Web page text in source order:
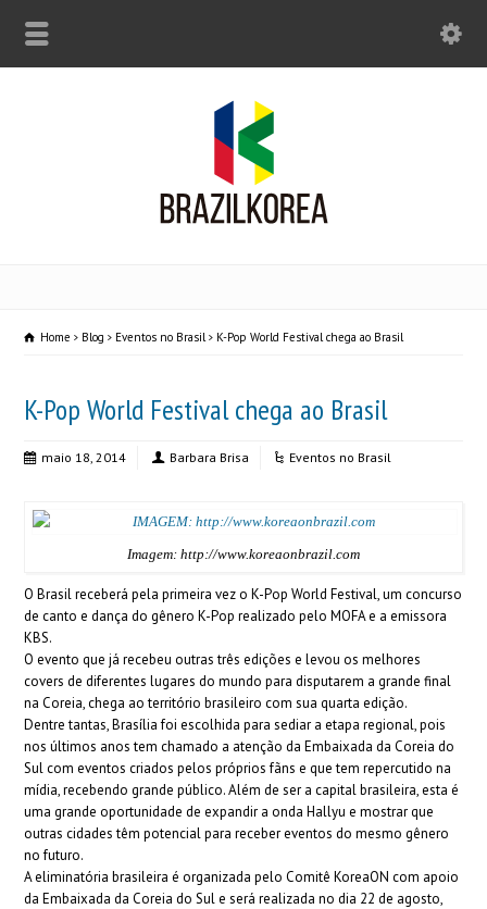
Home Blog Eventos no Brasil K-Pop World Festival chega ao Brasil
K-Pop World Festival chega ao Brasil
maio 18, 2014 Barbara Brisa Eventos no Brasil
Imagem: http://www.koreaonbrazil.com
O Brasil receberá pela primeira vez o K-Pop World Festival, um concurso
de canto e dança do gênero K-Pop realizado pelo MOFA e a emissora
KBS.
O evento que já recebeu outras três edições e levou os melhores
covers de diferentes lugares do mundo para disputarem a grande final
na Coreia, chega ao território brasileiro com sua quarta edição.
Dentre tantas, Brasília foi escolhida para sediar a etapa regional, pois
nos últimos anos tem chamado a atenção da Embaixada da Coreia do
Sul com eventos criados pelos próprios fãns e que tem repercutido na
mídia, recebendo grande público. Além de ser a capital brasileira, esta é
uma grande oportunidade de expandir a onda Hallyu e mostrar que
outras cidades têm potencial para receber eventos do mesmo gênero
no futuro.
A eliminatória brasileira é organizada pelo Comitê KoreaON com apoio
da Embaixada da Coreia do Sul e será realizada no dia 22 de agosto,